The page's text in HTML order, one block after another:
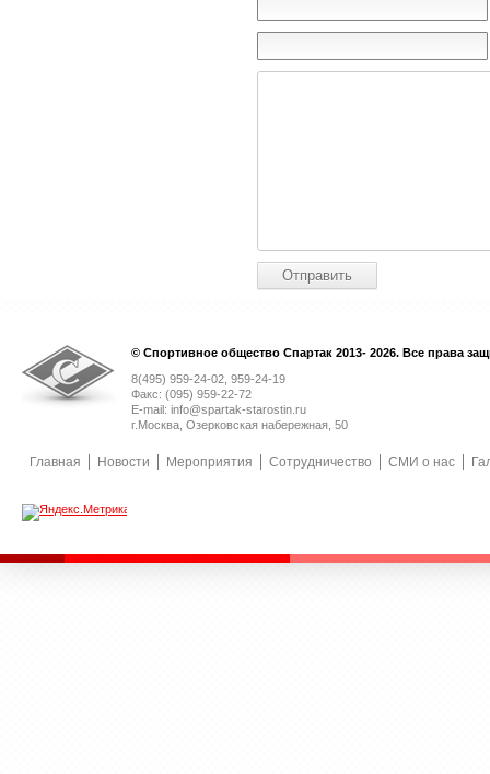
© Спортивное общество Спартак 2013- 2026. Все права
8(495) 959-24-02, 959-24-19
Факс: (095) 959-22-72
E-mail: info@spartak-starostin.ru
г.Москва, Озерковская набережная, 50
Главная Новости Мероприятия Сотрудничество СМИ о нас